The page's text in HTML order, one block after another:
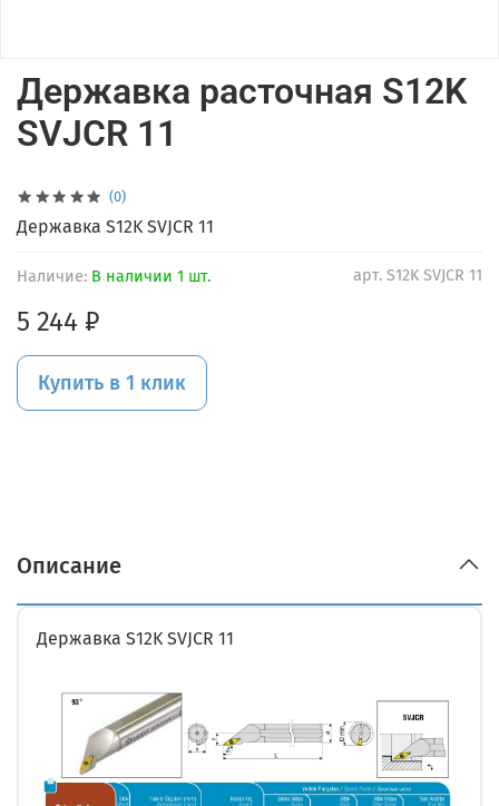
(0)
арт. S12K SVJCR 11
Наличие: В наличии 1 шт.
Державка расточная S12K
SVJCR 11
5 244 ₽
Купить в 1 клик
Державка S12K SVJCR 11
Описание
Державка S12K SVJCR 11